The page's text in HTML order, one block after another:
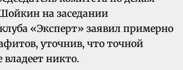
на заседании
«Эксперт» заявил примерно
уточнив, что точной
никто.